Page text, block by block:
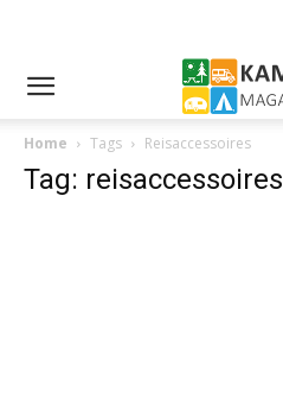
Home Tags Reisaccessoires
Tag: reisaccessoires